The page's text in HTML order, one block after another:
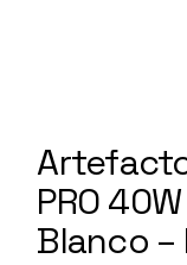
PRO
Blanco –